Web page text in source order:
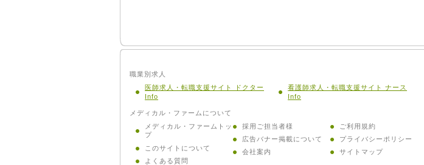
職業別求人
医師求人・転職支援サイト ドクター
Info
看護師求人・転職支援サイト ナース
Info
メディカル・ファームについて
メディカル・ファームトッ
プ
このサイトについて
よくある質問
採用ご担当者様
広告バナー掲載について
会社案内
ご利用規約
プライバシーポリシー
サイトマップ